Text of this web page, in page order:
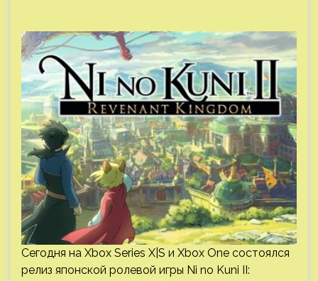
Сегодня на Xbox Series X|S и Xbox One состоялся
релиз японской ролевой игры Ni no Kuni II: